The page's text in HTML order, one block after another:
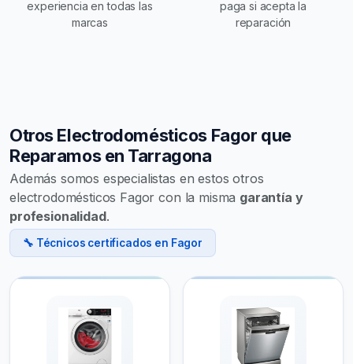
experiencia en todas las
marcas
paga si acepta la
reparación
Otros Electrodomésticos Fagor que
Reparamos en Tarragona
Además somos especialistas en estos otros
electrodomésticos Fagor con la misma garantía y
profesionalidad.
🔧 Técnicos certificados en Fagor